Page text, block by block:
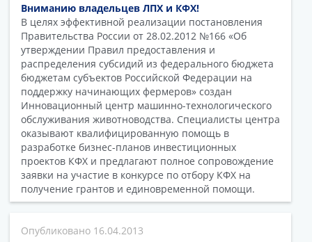
Вниманию владельцев ЛПХ и КФХ!
В целях эффективной реализации постановления
Правительства России от 28.02.2012 №166 «Об
утверждении Правил предоставления и
распределения субсидий из федерального бюджета
бюджетам субъектов Российской Федерации на
поддержку начинающих фермеров» создан
Инновационный центр машинно-технологического
обслуживания животноводства. Специалисты центра
оказывают квалифицированную помощь в
разработке бизнес-планов инвестиционных
проектов КФХ и предлагают полное сопровождение
заявки на участие в конкурсе по отбору КФХ на
получение грантов и единовременной помощи.
16.04.2013